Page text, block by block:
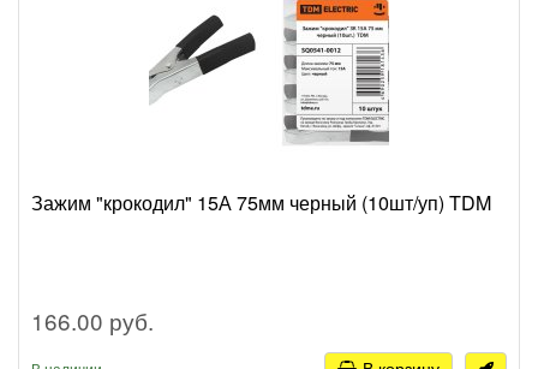
Зажим "крокодил" 15А 75мм черный (10шт/уп) TDM
166.00 руб.